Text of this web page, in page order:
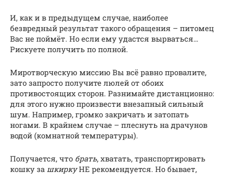
И, как и в предыдущем случае, наиболее
безвредный результат такого обращения – питомец
Вас не поймёт. Но если ему удастся вырваться…
Рискуете получить по полной.
Миротворческую миссию Вы всё равно провалите,
зато запросто получите люлей от обоих
противостоящих сторон. Разнимайте дистанционно:
для этого нужно произвести внезапный сильный
шум. Например, громко закричать и затопать
ногами. В крайнем случае – плеснуть на драчунов
водой (комнатной температуры).
Получается, что брать, хватать, транспортировать
кошку за шкиркуНЕ рекомендуется. Но бывает,